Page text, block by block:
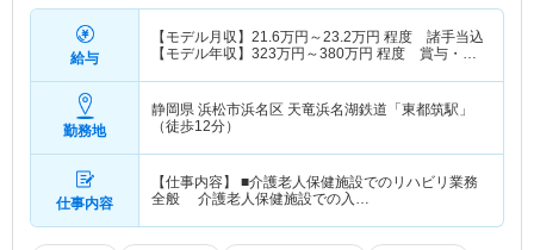
給与
【モデル月収】 21.6万円～23.2万円 程度 諸手当込
【モデル年収】 323万円～380万円 程度 賞与・諸
勤務地
静岡県 浜松市浜名区 天竜浜名湖鉄道「東都筑駅」
（徒歩12分）
仕事内容
【仕事内容】 ■介護老人保健施設でのリハビリ業務
全般 介護老人保健施設での入…